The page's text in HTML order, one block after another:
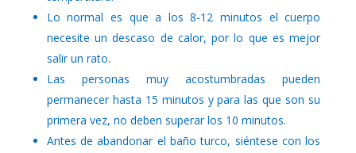
Lo normal es que a los 8-12 minutos el cuerpo
necesite un descaso de calor, por lo que es mejor
salir un rato.
Las personas muy acostumbradas pueden
permanecer hasta 15 minutos y para las que son su
primera vez, no deben superar los 10 minutos.
Antes de abandonar el baño turco, siéntese con los